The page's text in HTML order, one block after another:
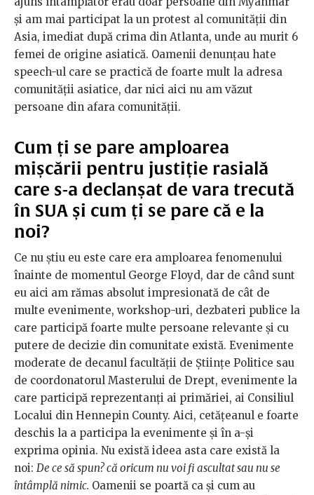
și am mai participat la un protest al comunității din
Asia, imediat după crima din Atlanta, unde au murit 6
femei de origine asiatică. Oamenii denunțau hate
speech-ul care se practică de foarte mult la adresa
comunității asiatice, dar nici aici nu am văzut
persoane din afara comunității.
Cum ți se pare amploarea
mișcării pentru justiție rasială
care s-a declanșat de vara trecută
în SUA și cum ți se pare că e la
noi?
Ce nu știu eu este care era amploarea fenomenului
înainte de momentul George Floyd, dar de când sunt
eu aici am rămas absolut impresionată de cât de
multe evenimente, workshop-uri, dezbateri publice la
care participă foarte multe persoane relevante și cu
putere de decizie din comunitate există. Evenimente
moderate de decanul facultății de Științe Politice sau
de coordonatorul Masterului de Drept, evenimente la
care participă reprezentanți ai primăriei, ai Consiliul
Localui din Hennepin County. Aici, cetățeanul e foarte
deschis la a participa la evenimente și în a-și
exprima opinia. Nu există ideea asta care există la
noi: De ce să spun? că oricum nu voi fi ascultat sau nu se
întâmplă nimic. Oamenii se poartă ca și cum au